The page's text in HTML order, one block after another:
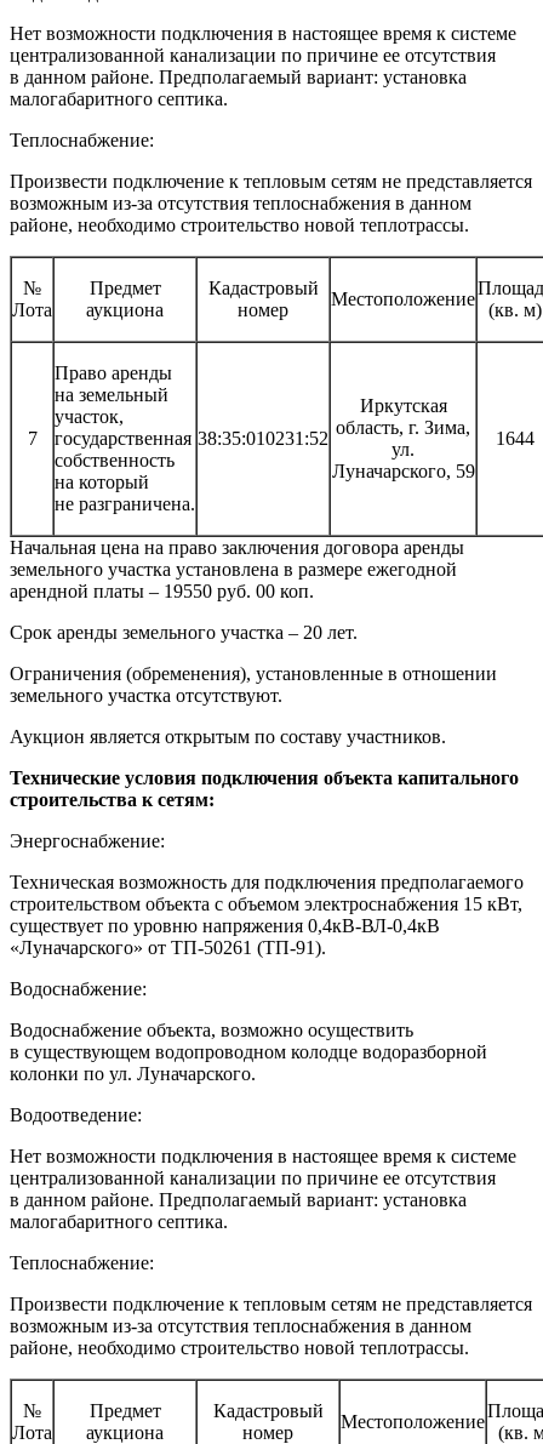
Нет возможности подключения в настоящее время к системе
централизованной канализации по причине ее отсутствия
в данном районе. Предполагаемый вариант: установка
малогабаритного септика.
Теплоснабжение:
Произвести подключение к тепловым сетям не представляется
возможным из-за отсутствия теплоснабжения в данном
районе, необходимо строительство новой теплотрассы.
№
Лота
Предмет
аукциона
Кадастровый
номер
Местоположение
(кв. м)
7
Право аренды
на земельный
участок,
государственная
собственность
на который
не разграничена.
38:35:010231:52
Иркутская
область, г. Зима,
ул.
Луначарского, 59
1644
Начальная цена на право заключения договора аренды
земельного участка установлена в размере ежегодной
арендной платы – 19550 руб. 00 коп.
Срок аренды земельного участка – 20 лет.
Ограничения (обременения), установленные в отношении
земельного участка отсутствуют.
Аукцион является открытым по составу участников.
Технические условия подключения объекта капитального
строительства к сетям:
Энергоснабжение:
Техническая возможность для подключения предполагаемого
строительством объекта с объемом электроснабжения 15 кВт,
существует по уровню напряжения 0,4кВ-ВЛ-0,4кВ
«Луначарского» от ТП-50261 (ТП-91).
Водоснабжение:
Водоснабжение объекта, возможно осуществить
в существующем водопроводном колодце водоразборной
колонки по ул. Луначарского.
Водоотведение:
Нет возможности подключения в настоящее время к системе
централизованной канализации по причине ее отсутствия
в данном районе. Предполагаемый вариант: установка
малогабаритного септика.
Теплоснабжение:
Произвести подключение к тепловым сетям не представляется
возможным из-за отсутствия теплоснабжения в данном
районе, необходимо строительство новой теплотрассы.
№
Лота
Предмет
аукциона
Кадастровый
номер
Местоположение
(кв.